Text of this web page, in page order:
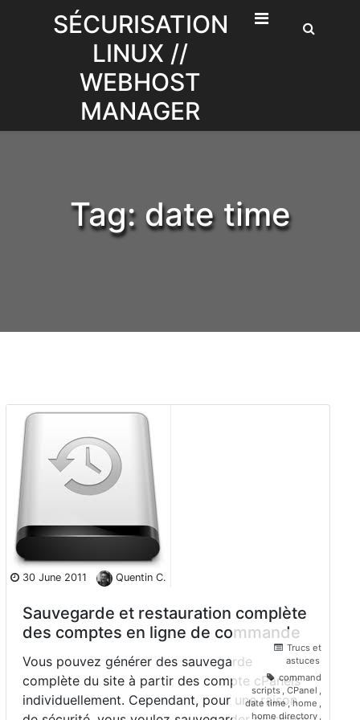
SÉCURISATION
LINUX //
WEBHOST
MANAGER
Tag: date time
30 June 2011 Quentin C.
Sauvegarde et restauration complète
des comptes en ligne de commande
Vous pouvez générer des sauvegarde
complète du site à partir des compte cPanels
individuellement. Cependant, pour une raison
Trucs et
astuces
command
scripts
CPanel
date time,home
home directory